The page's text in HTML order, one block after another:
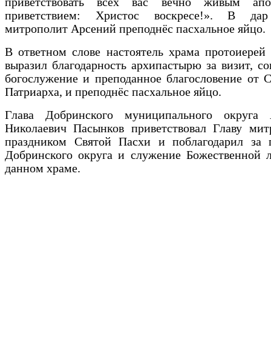
приветствием: Христос воскресе!». В
митрополит Арсений преподнёс пасхальное яйцо.
В ответном слове настоятель храма
выразил благодарность архипастырю за визит,
богослужение и преподанное благословение от
Патриарха, и преподнёс пасхальное яйцо.
Глава Добринского муниципального округа
Николаевич Пасынков приветствовал Главу
праздником Святой Пасхи и поблагодарил за
Добринского округа и служение Божественной
данном храме.